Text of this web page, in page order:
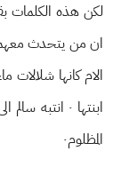
لكن هذه الكلمات
الام كانها
ابنتها ٠
المظلوم٠